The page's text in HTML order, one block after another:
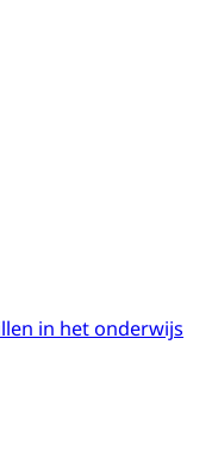
in het onderwijs